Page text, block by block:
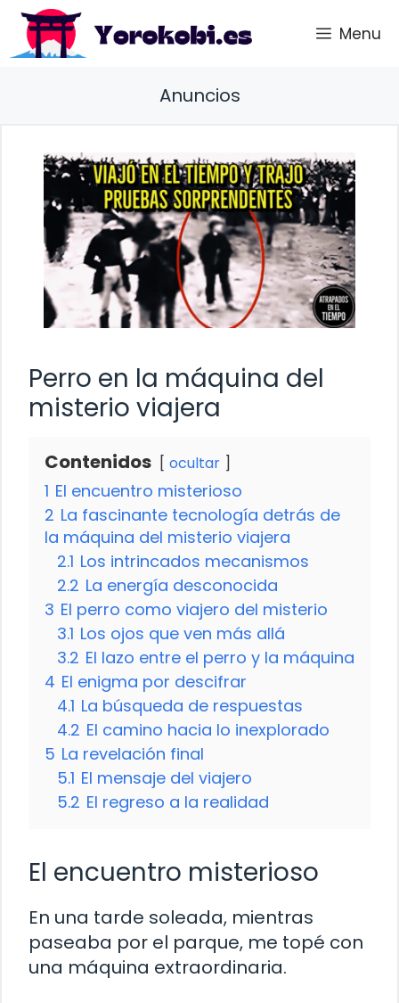
Saltar
contenido
Menu
Anuncios
Perro en la máquina del
misterio viajera
Contenidos ocultar
1 El encuentro misterioso
2 La fascinante tecnología detrás de
la máquina del misterio viajera
2.1 Los intrincados mecanismos
2.2 La energía desconocida
3 El perro como viajero del misterio
3.1 Los ojos que ven más allá
3.2 El lazo entre el perro y la máquina
4 El enigma por descifrar
4.1 La búsqueda de respuestas
4.2 El camino hacia lo inexplorado
5 La revelación final
5.1 El mensaje del viajero
5.2 El regreso a la realidad
El encuentro misterioso
En una tarde soleada, mientras
paseaba por el parque, me topé con
una máquina extraordinaria.